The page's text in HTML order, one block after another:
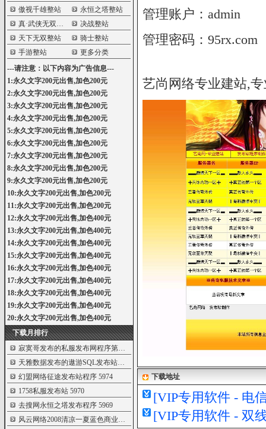
傲视千雄整站
永恒之塔整站
真·武侠无双整站
决战整站
天下无双整站
骑士整站
手游整站
更多分类
---请注意：以下内容为广告信息---
1:永久文字200元出售,加色200元
2:永久文字200元出售,加色200元
3:永久文字200元出售,加色200元
4:永久文字200元出售,加色200元
5:永久文字200元出售,加色200元
6:永久文字200元出售,加色200元
7:永久文字200元出售,加色200元
8:永久文字200元出售,加色200元
9:永久文字200元出售,加色200元
10:永久文字200元出售,加色200元
11:永久文字200元出售,加色200元
12:永久文字200元出售,加色400元
13:永久文字200元出售,加色400元
14:永久文字200元出售,加色400元
15:永久文字200元出售,加色400元
16:永久文字200元出售,加色400元
17:永久文字200元出售,加色400元
18:永久文字200元出售,加色400元
19:永久文字200元出售,加色400元
20:永久文字200元出售,加色400元
下载月排行
寂寞哥发布的私服发布网程序第七套(带自
天雅数据发布的遨游SQL发布站破解无限制
幻盟网络征途发布站程序5974
1758私服发布站5970
去搜网永恒之塔发布程序5969
风云网络2008清凉一夏蓝色商业发布站程序
5968
管理账户：admin
管理密码：95rx.com
艺尚网络专业建站,
下载地址
[VIP专用软件 - 电
[VIP专用软件 - 双